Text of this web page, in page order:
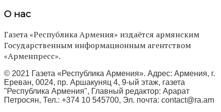
О нас
Газета «Республика Армения» издаётся армянским
Государственным информационным агентством
«Арменпресс».
© 2021 Газета «Республика Армения». Адрес: Армения, г.
Ереван, 0024, пр. Аршакуняц 4, 9-ый этаж, газета
"Республика Армения", Главный редактор: Арарат
Петросян, Тел.: +374 10 545700, Эл. почта: contact@ra.am